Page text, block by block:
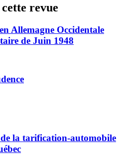
revue
Allemagne Occidentale
de Juin 1948
la tarification-automobile